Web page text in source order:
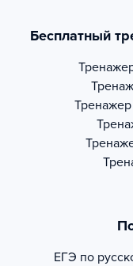
Бесплатный
Тренажер
ЕГЭ по